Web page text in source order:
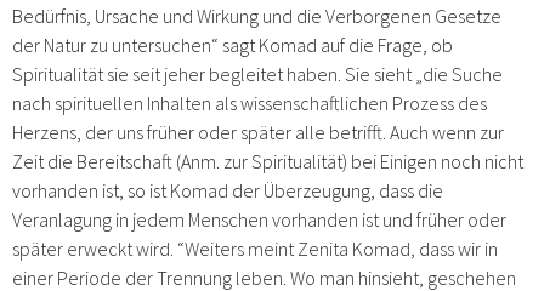
Bedürfnis, Ursache und Wirkung und die Verborgenen Gesetze
der Natur zu untersuchen“ sagt Komad auf die Frage, ob
Spiritualität sie seit jeher begleitet haben. Sie sieht „die Suche
nach spirituellen Inhalten als wissenschaftlichen Prozess des
Herzens, der uns früher oder später alle betrifft. Auch wenn zur
Zeit die Bereitschaft (Anm. zur Spiritualität) bei Einigen noch nicht
vorhanden ist, so ist Komad der Überzeugung, dass die
Veranlagung in jedem Menschen vorhanden ist und früher oder
später erweckt wird. “Weiters meint Zenita Komad, dass wir in
einer Periode der Trennung leben. Wo man hinsieht, geschehen